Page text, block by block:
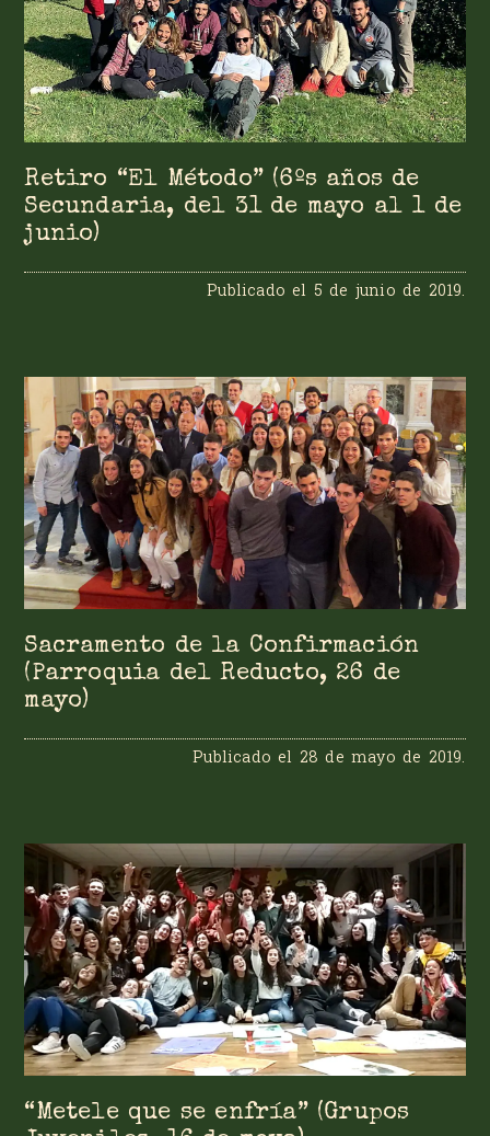
Retiro “El Método” (6ºs años de
Secundaria, del 31 de mayo al 1 de
junio)
Publicado el 5 de junio de 2019.
Sacramento de la Confirmación
(Parroquia del Reducto, 26 de
mayo)
Publicado el 28 de mayo de 2019.
“Metele que se enfría” (Grupos